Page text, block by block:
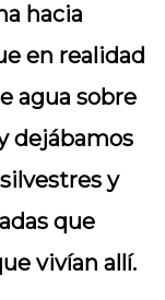
hacia
en realidad
agua sobre
dejábamos
y
que
vivían allí.